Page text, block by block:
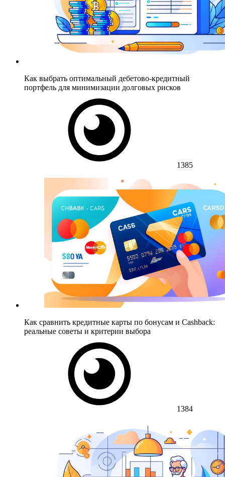
Как выбрать оптимальный дебетово-кредитный
портфель для минимизации долговых рисков
1385
Как сравнить кредитные карты по бонусам и Cashback:
реальные советы и критерии выбора
1384